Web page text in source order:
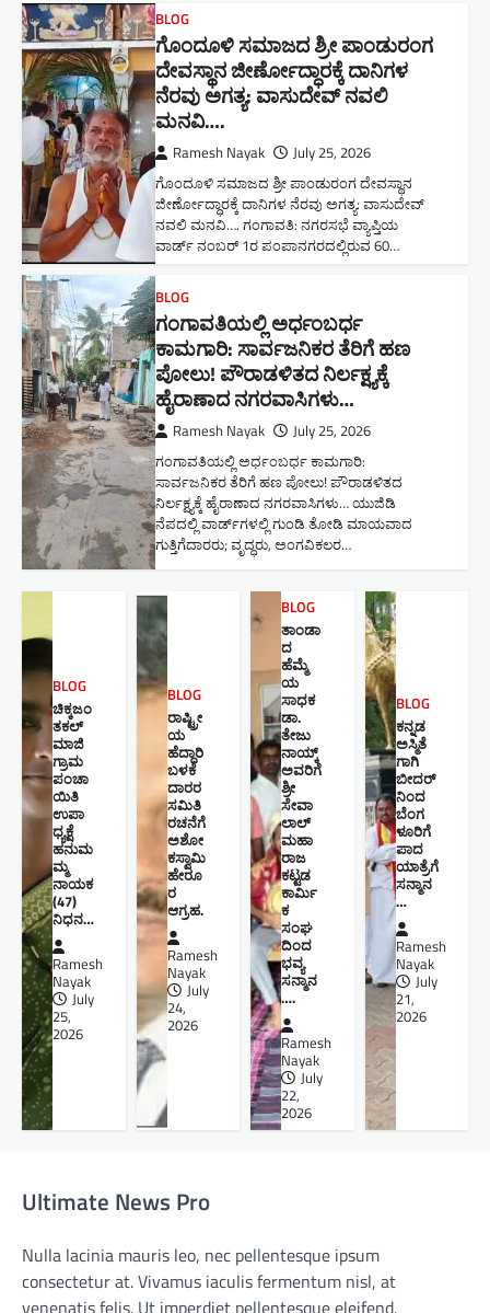
BLOG
ಗೊಂದೂಳಿ ಸಮಾಜದ ಶ್ರೀ ಪಾಂಡುರಂಗ
ದೇವಸ್ಥಾನ ಜೀರ್ಣೋದ್ಧಾರಕ್ಕೆ ದಾನಿಗಳ
ನೆರವು ಅಗತ್ಯ: ವಾಸುದೇವ್ ನವಲಿ
ಮನವಿ​….
Ramesh Nayak July 25, 2026
ಗೊಂದೂಳಿ ಸಮಾಜದ ಶ್ರೀ ಪಾಂಡುರಂಗ ದೇವಸ್ಥಾನ
ಜೀರ್ಣೋದ್ಧಾರಕ್ಕೆ ದಾನಿಗಳ ನೆರವು ಅಗತ್ಯ: ವಾಸುದೇವ್
ನವಲಿ ಮನವಿ​…. ಗಂಗಾವತಿ: ​ನಗರಸಭೆ ವ್ಯಾಪ್ತಿಯ
ವಾರ್ಡ್ ನಂಬರ್ 1ರ ಪಂಪಾನಗರದಲ್ಲಿರುವ 60…
BLOG
ಗಂಗಾವತಿಯಲ್ಲಿ ಅರ್ಧಂಬರ್ಧ
ಕಾಮಗಾರಿ: ಸಾರ್ವಜನಿಕರ ತೆರಿಗೆ ಹಣ
ಪೋಲು! ಪೌರಾಡಳಿತದ ನಿರ್ಲಕ್ಷ್ಯಕ್ಕೆ
ಹೈರಾಣಾದ ನಗರವಾಸಿಗಳು​…
Ramesh Nayak July 25, 2026
ಗಂಗಾವತಿಯಲ್ಲಿ ಅರ್ಧಂಬರ್ಧ ಕಾಮಗಾರಿ:
ಸಾರ್ವಜನಿಕರ ತೆರಿಗೆ ಹಣ ಪೋಲು! ಪೌರಾಡಳಿತದ
ನಿರ್ಲಕ್ಷ್ಯಕ್ಕೆ ಹೈರಾಣಾದ ನಗರವಾಸಿಗಳು​… ಯುಜಿಡಿ
ನೆಪದಲ್ಲಿ ವಾರ್ಡ್‌ಗಳಲ್ಲಿ ಗುಂಡಿ ತೋಡಿ ಮಾಯವಾದ
ಗುತ್ತಿಗೆದಾರರು; ವೃದ್ಧರು, ಅಂಗವಿಕಲರ…
BLOG
ಚಿಕ್ಕಜಂ
ತಕಲ್
ಮಾಜಿ
ಗ್ರಾಮ
ಪಂಚಾ
ಯಿತಿ
ಉಪಾ
ಧ್ಯಕ್ಷೆ
ಹನುಮ
ಮ್ಮ
ನಾಯಕ
(47)
ನಿಧನ…
Ramesh
Nayak
July
25,
2026
BLOG
ರಾಷ್ಟ್ರೀ
ಯ
ಹೆದ್ದಾರಿ
ಬಳಕೆ
ದಾರರ
ಸಮಿತಿ
ರಚನೆಗೆ
ಅಶೋ
ಕಸ್ವಾಮಿ
ಹೇರೂ
ರ
ಆಗ್ರಹ.
Ramesh
Nayak
July
24,
2026
BLOG
ತಾಂಡಾ
ದ
ಹೆಮ್ಮೆ
ಯ
ಸಾಧಕ
ಡಾ.
ತೇಜು
ನಾಯ್ಕ್
ಅವರಿಗೆ
ಶ್ರೀ
ಸೇವಾ
ಲಾಲ್
ಮಹಾ
ರಾಜ
ಕಟ್ಟಡ
ಕಾರ್ಮಿ
ಕ
ಸಂಘ
ದಿಂದ
ಭವ್ಯ
ಸನ್ಮಾನ
….
Ramesh
Nayak
July
22,
2026
BLOG
ಕನ್ನಡ
ಅಸ್ಮಿತೆ
ಗಾಗಿ
ಬೀದರ್
ನಿಂದ
ಬೆಂಗ
ಳೂರಿಗೆ
ಪಾದ
ಯಾತ್ರೆಗೆ
ಸನ್ಮಾನ
…
Ramesh
Nayak
July
21,
2026
Ultimate News Pro
Nulla lacinia mauris leo, nec pellentesque ipsum
consectetur at. Vivamus iaculis fermentum nisl, at
venenatis felis. Ut imperdiet pellentesque eleifend.